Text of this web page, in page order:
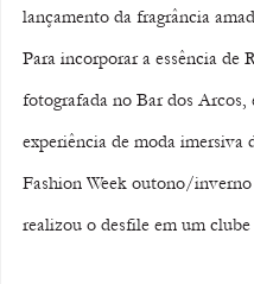
lançamento da fragrância
Para incorporar a essência de
fotografada no Bar dos Arcos,
experiência de moda imersiva
Fashion Week outono/
realizou o desfile em um